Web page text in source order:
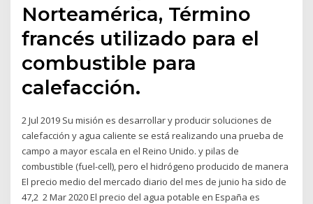
Norteamérica, Término
francés utilizado para el
combustible para
calefacción.
2 Jul 2019 Su misión es desarrollar y producir soluciones de
calefacción y agua caliente se está realizando una prueba de
campo a mayor escala en el Reino Unido. y pilas de
combustible (fuel-cell), pero el hidrógeno producido de manera
El precio medio del mercado diario del mes de junio ha sido de
47,2 2 Mar 2020 El precio del agua potable en España es